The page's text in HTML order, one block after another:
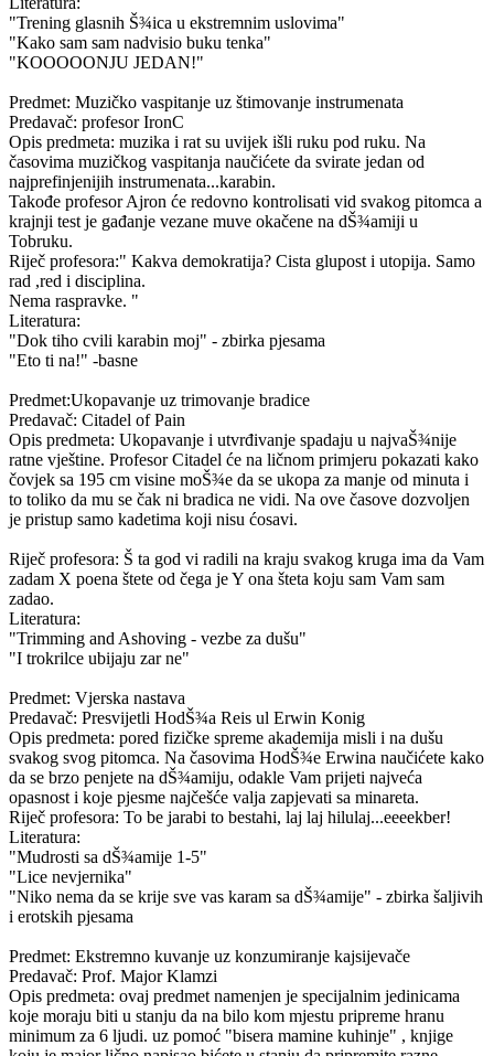
"Trening glasnih Š¾ica u ekstremnim uslovima"
"Kako sam sam nadvisio buku tenka"
"KOOOOONJU JEDAN!"
Predmet: Muzičko vaspitanje uz štimovanje instrumenata
Predavač: profesor IronC
Opis predmeta: muzika i rat su uvijek išli ruku pod ruku. Na
časovima muzičkog vaspitanja naučićete da svirate jedan od
najprefinjenijih instrumenata...karabin.
Takođe profesor Ajron će redovno kontrolisati vid svakog pitomca a
krajnji test je gađanje vezane muve okačene na dŠ¾amiji u
Tobruku.
Riječ profesora:" Kakva demokratija? Cista glupost i utopija. Samo
rad ,red i disciplina.
Nema raspravke. "
Literatura:
"Dok tiho cvili karabin moj" - zbirka pjesama
"Eto ti na!" -basne
Predmet:Ukopavanje uz trimovanje bradice
Predavač: Citadel of Pain
Opis predmeta: Ukopavanje i utvrđivanje spadaju u najvaŠ¾nije
ratne vještine. Profesor Citadel će na ličnom primjeru pokazati kako
čovjek sa 195 cm visine moŠ¾e da se ukopa za manje od minuta i
to toliko da mu se čak ni bradica ne vidi. Na ove časove dozvoljen
je pristup samo kadetima koji nisu ćosavi.
Riječ profesora: Š ta god vi radili na kraju svakog kruga ima da Vam
zadam X poena štete od čega je Y ona šteta koju sam Vam sam
zadao.
Literatura:
"Trimming and Ashoving - vezbe za dušu"
"I trokrilce ubijaju zar ne"
Predmet: Vjerska nastava
Predavač: Presvijetli HodŠ¾a Reis ul Erwin Konig
Opis predmeta: pored fizičke spreme akademija misli i na dušu
svakog svog pitomca. Na časovima HodŠ¾e Erwina naučićete kako
da se brzo penjete na dŠ¾amiju, odakle Vam prijeti najveća
opasnost i koje pjesme najčešće valja zapjevati sa minareta.
Riječ profesora: To be jarabi to bestahi, laj laj hilulaj...eeeekber!
Literatura:
"Mudrosti sa dŠ¾amije 1-5"
"Lice nevjernika"
"Niko nema da se krije sve vas karam sa dŠ¾amije" - zbirka šaljivih
i erotskih pjesama
Predmet: Ekstremno kuvanje uz konzumiranje kajsijevače
Predavač: Prof. Major Klamzi
Opis predmeta: ovaj predmet namenjen je specijalnim jedinicama
koje moraju biti u stanju da na bilo kom mjestu pripreme hranu
minimum za 6 ljudi. uz pomoć "bisera mamine kuhinje" , knjige